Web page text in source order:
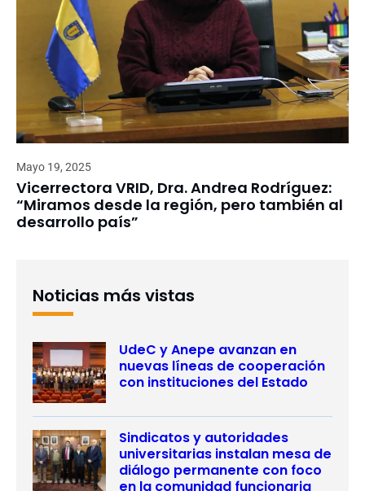
Mayo 19, 2025
Vicerrectora VRID, Dra. Andrea Rodríguez:
“Miramos desde la región, pero también al
desarrollo país”
Noticias más vistas
UdeC y Anepe avanzan en
nuevas líneas de cooperación
con instituciones del Estado
Sindicatos y autoridades
universitarias instalan mesa de
diálogo permanente con foco
en la comunidad funcionaria